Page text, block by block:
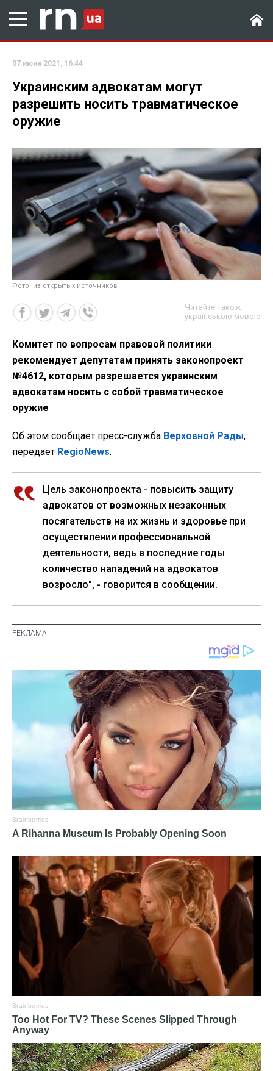
07 июня 2021, 16:44
Украинским адвокатам могут
разрешить носить травматическое
оружие
Фото: из открытых источников
Читайте також
українською мовою
Комитет по вопросам правовой политики
рекомендует депутатам принять законопроект
№4612, которым разрешается украинским
адвокатам носить с собой травматическое
оружие
Об этом сообщает пресс-служба Верховной Рады,
передает RegioNews.
Цель законопроекта - повысить защиту
адвокатов от возможных незаконных
посягательств на их жизнь и здоровье при
осуществлении профессиональной
деятельности, ведь в последние годы
количество нападений на адвокатов
возросло", - говорится в сообщении.